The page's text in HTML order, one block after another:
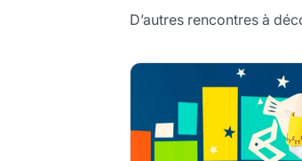
D’autres rencontres à